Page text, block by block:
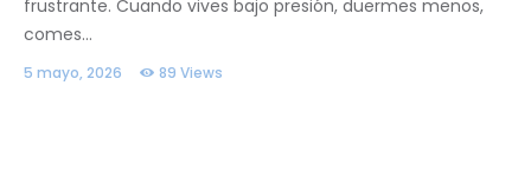
frustrante. Cuando vives bajo presión, duermes menos,
comes…
5 mayo, 2026 89 Views